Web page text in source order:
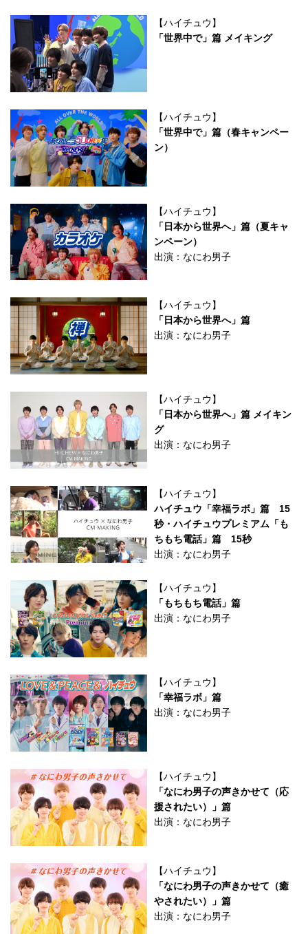
【ハイチュウ】
「世界中で」篇 メイキング
【ハイチュウ】
「世界中で」篇（春キャンペー
ン）
【ハイチュウ】
「日本から世界へ」篇（夏キャ
ンペーン）
出演：なにわ男子
【ハイチュウ】
「日本から世界へ」篇
出演：なにわ男子
【ハイチュウ】
「日本から世界へ」篇 メイキン
グ
出演：なにわ男子
【ハイチュウ】
ハイチュウ「幸福ラボ」篇 15
秒・ハイチュウプレミアム「も
ちもち電話」篇 15秒
出演：なにわ男子
【ハイチュウ】
「もちもち電話」篇
出演：なにわ男子
【ハイチュウ】
「幸福ラボ」篇
出演：なにわ男子
【ハイチュウ】
「なにわ男子の声きかせて（応
援されたい）」篇
出演：なにわ男子
【ハイチュウ】
「なにわ男子の声きかせて（癒
やされたい）」篇
出演：なにわ男子